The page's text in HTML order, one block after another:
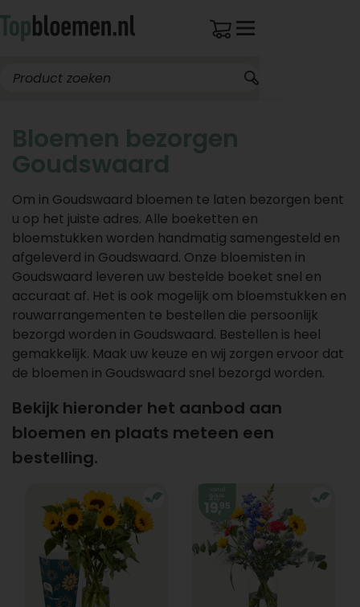
Bloemen bezorgen
Goudswaard
Om in Goudswaard bloemen te laten bezorgen bent
u op het juiste adres. Alle boeketten en
bloemstukken worden handmatig samengesteld en
afgeleverd in Goudswaard. Onze bloemisten in
Goudswaard leveren uw bestelde boeket snel en
accuraat af. Het is ook mogelijk om bloemstukken en
rouwarrangementen te bestellen die persoonlijk
bezorgd worden in Goudswaard. Bestellen is heel
gemakkelijk. Maak uw keuze en wij zorgen ervoor dat
de bloemen in Goudswaard snel bezorgd worden.
Bekijk hieronder het aanbod aan
bloemen en plaats meteen een
bestelling.